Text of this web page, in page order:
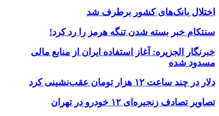
اختلال بانک‌های کشور برطرف شد
سنتکام خبر بسته شدن تنگه هرمز را رد کرد!
خبرنگار الجزیره: آغاز استفاده ایران از منابع مالی
مسدود شده
دلار در چند ساعت ۱۲ هزار تومان عقب‌نشینی کرد
تصاویر تصادف زنجیره‌ای ۱۲ خودرو در تهران